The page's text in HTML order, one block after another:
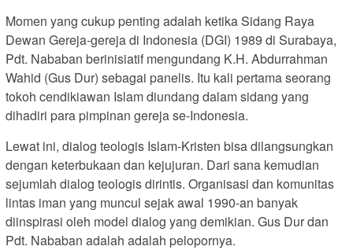
Momen yang cukup penting adalah ketika Sidang Raya
Dewan Gereja-gereja di Indonesia (DGI) 1989 di Surabaya,
Pdt. Nababan berinisiatif mengundang K.H. Abdurrahman
Wahid (Gus Dur) sebagai panelis. Itu kali pertama seorang
tokoh cendikiawan Islam diundang dalam sidang yang
dihadiri para pimpinan gereja se-Indonesia.
Lewat ini, dialog teologis Islam-Kristen bisa dilangsungkan
dengan keterbukaan dan kejujuran. Dari sana kemudian
sejumlah dialog teologis dirintis. Organisasi dan komunitas
lintas iman yang muncul sejak awal 1990-an banyak
diinspirasi oleh model dialog yang demikian. Gus Dur dan
Pdt. Nababan adalah adalah pelopornya.